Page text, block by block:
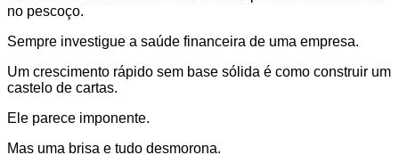
no pescoço.
Sempre investigue a saúde financeira de uma empresa.
Um crescimento rápido sem base sólida é como construir um
castelo de cartas.
Ele parece imponente.
Mas uma brisa e tudo desmorona.